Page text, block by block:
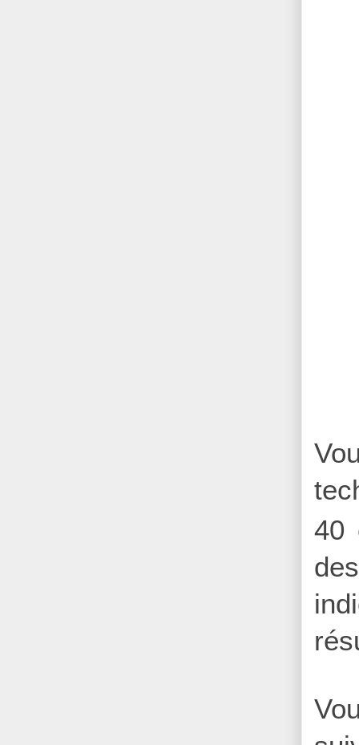
40